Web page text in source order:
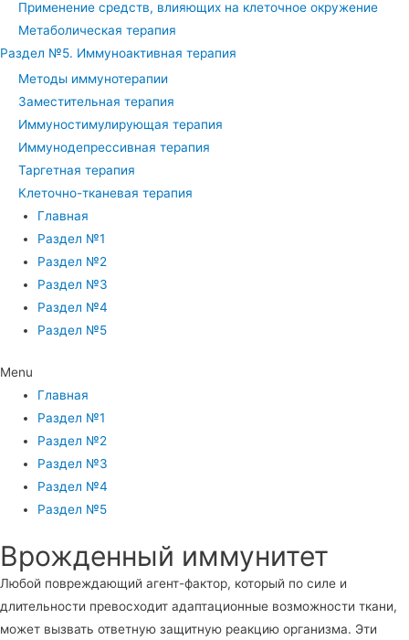
Применение средств, влияющих на клеточное окружение
Метаболическая терапия
Раздел №5. Иммуноактивная терапия
Методы иммунотерапии
Заместительная терапия
Иммуностимулирующая терапия
Иммунодепрессивная терапия
Таргетная терапия
Клеточно-тканевая терапия
Главная
Раздел №1
Раздел №2
Раздел №3
Раздел №4
Раздел №5
Menu
Главная
Раздел №1
Раздел №2
Раздел №3
Раздел №4
Раздел №5
Врожденный иммунитет
Любой повреждающий агент-фактор, который по силе и
длительности превосходит адаптационные возможности ткани,
может вызвать ответную защитную реакцию организма. Эти